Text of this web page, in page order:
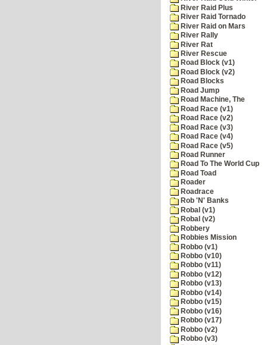
River Raid Plus
River Raid Tornado
River Raid on Mars
River Rally
River Rat
River Rescue
Road Block (v1)
Road Block (v2)
Road Blocks
Road Jump
Road Machine, The
Road Race (v1)
Road Race (v2)
Road Race (v3)
Road Race (v4)
Road Race (v5)
Road Runner
Road To The World Cup
Road Toad
Roader
Roadrace
Rob 'N' Banks
Robal (v1)
Robal (v2)
Robbery
Robbies Mission
Robbo (v1)
Robbo (v10)
Robbo (v11)
Robbo (v12)
Robbo (v13)
Robbo (v14)
Robbo (v15)
Robbo (v16)
Robbo (v17)
Robbo (v2)
Robbo (v3)